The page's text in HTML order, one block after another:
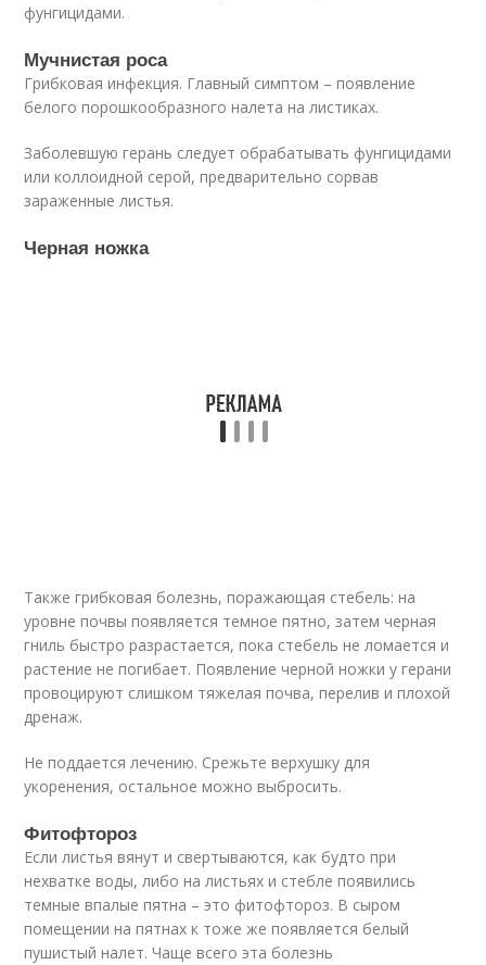
фунгицидами.
Мучнистая роса
Грибковая инфекция. Главный симптом – появление
белого порошкообразного налета на листиках.
Заболевшую герань следует обрабатывать фунгицидами
или коллоидной серой, предварительно сорвав
зараженные листья.
Черная ножка
Также грибковая болезнь, поражающая стебель: на
уровне почвы появляется темное пятно, затем черная
гниль быстро разрастается, пока стебель не ломается и
растение не погибает. Появление черной ножки у герани
провоцируют слишком тяжелая почва, перелив и плохой
дренаж.
Не поддается лечению. Срежьте верхушку для
укоренения, остальное можно выбросить.
Фитофтороз
Если листья вянут и свертываются, как будто при
нехватке воды, либо на листьях и стебле появились
темные впалые пятна – это фитофтороз. В сыром
помещении на пятнах к тоже же появляется белый
пушистый налет. Чаще всего эта болезнь